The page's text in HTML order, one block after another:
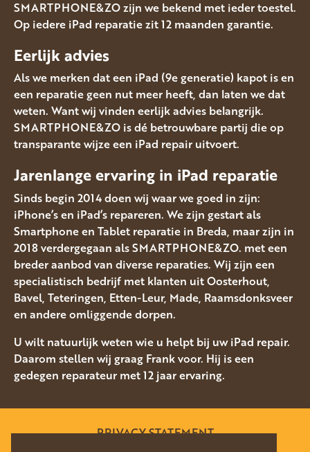
SMARTPHONE&ZO zijn we bekend met ieder toestel.
Op iedere iPad reparatie zit 12 maanden garantie.
Eerlijk advies
Als we merken dat een iPad (9e generatie) kapot is en
een reparatie geen nut meer heeft, dan laten we dat
weten. Want wij vinden eerlijk advies belangrijk.
SMARTPHONE&ZO is dé betrouwbare partij die op
transparante wijze een iPad repair uitvoert.
Jarenlange ervaring in iPad reparatie
Sinds begin 2014 doen wij waar we goed in zijn:
iPhone’s en iPad’s repareren. We zijn gestart als
Smartphone en Tablet reparatie in Breda, maar zijn in
2018 verdergegaan als SMARTPHONE&ZO. met een
breder aanbod van diverse reparaties. Wij zijn een
specialistisch bedrijf met klanten uit Oosterhout,
Bavel, Teteringen, Etten-Leur, Made, Raamsdonksveer
en andere omliggende dorpen.
U wilt natuurlijk weten wie u helpt bij uw iPad repair.
Daarom stellen wij graag Frank voor. Hij is een
gedegen reparateur met 12 jaar ervaring.
PRIVACY STATEMENT